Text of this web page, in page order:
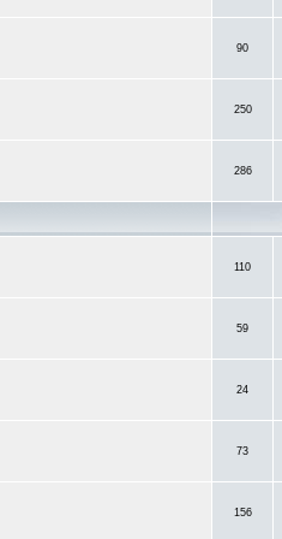
90
250
286
110
59
24
73
156